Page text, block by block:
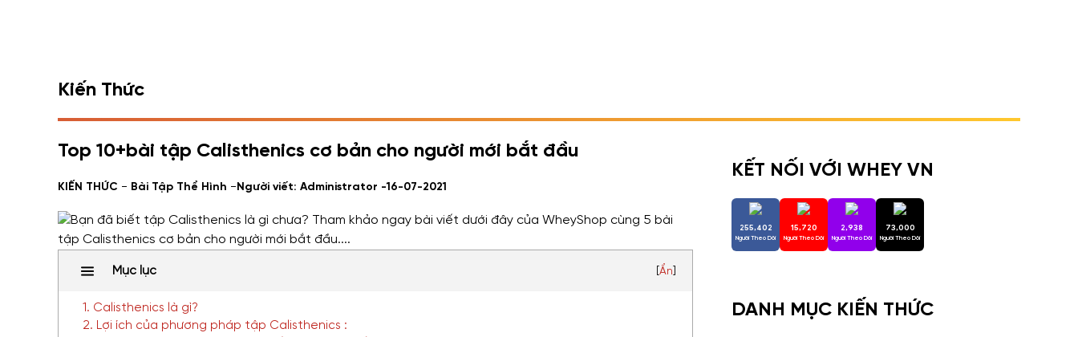
Kiến Thức
Top 10+bài tập Calisthenics cơ bản cho người mới bắt đầu
KIẾN THỨC - Bài Tập Thể Hình -Người viết: Administrator -16-07-2021
Mục lục Ẩn
1. Calisthenics là gì?
2. Lợi ích của phương pháp tập Calisthenics :
KẾT NỐI VỚI WHEY VN
255,402
Người Theo Dõi
15,720
Người Theo Dõi
2,938
Người Theo Dõi
73,000
Người Theo Dõi
DANH MỤC KIẾN THỨC